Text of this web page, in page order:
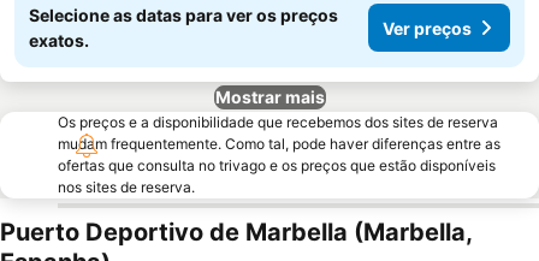
Selecione as datas para ver os preços
exatos.
Ver preços
Mostrar mais
Os preços e a disponibilidade que recebemos dos sites de reserva
mudam frequentemente. Como tal, pode haver diferenças entre as
ofertas que consulta no trivago e os preços que estão disponíveis
nos sites de reserva.
Puerto Deportivo de Marbella (Marbella,